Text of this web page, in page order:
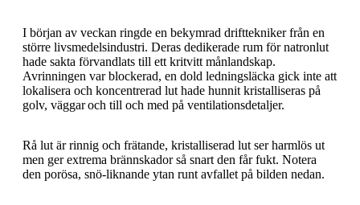
I början av veckan ringde en bekymrad drifttekniker från en
större livsmedelsindustri. Deras dedikerade rum för natronlut
hade sakta förvandlats till ett kritvitt månlandskap.
Avrinningen var blockerad, en dold ledningsläcka gick inte att
lokalisera och koncentrerad lut hade hunnit kristalliseras på
golv, väggar och till och med på ventilationsdetaljer.
Rå lut är rinnig och frätande, kristalliserad lut ser harmlös ut
men ger extrema brännskador så snart den får fukt. Notera
den porösa, snö‑liknande ytan runt avfallet på bilden nedan.